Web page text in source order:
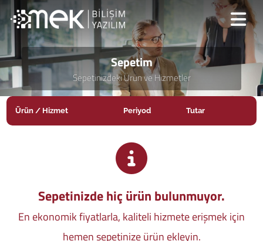
Sepetim
Sepetinizdeki Ürün ve Hizmetler
Ürün / Hizmet Periyod Tutar
Sepetinizde hiç ürün bulunmuyor.
En ekonomik fiyatlarla, kaliteli hizmete erişmek için
hemen sepetinize ürün ekleyin.